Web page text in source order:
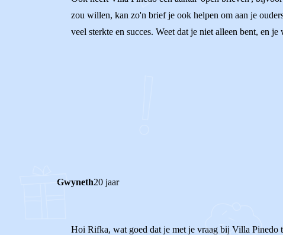
zou willen, kan zo'n brief je ook helpen om aan je
veel sterkte en succes. Weet dat je niet alleen bent, en
Gwyneth20 jaar
Hoi Rifka, wat goed dat je met je vraag bij Villa Pinedo